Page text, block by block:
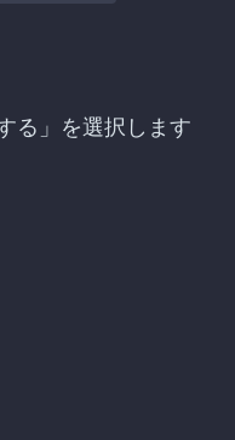
る」を選択します